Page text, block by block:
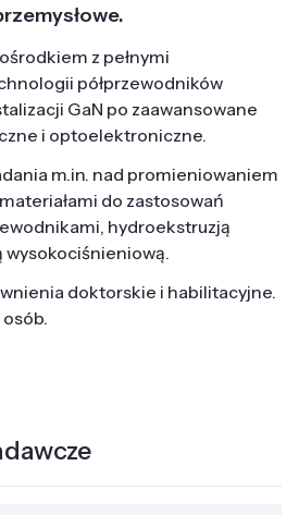
z pełnymi
półprzewodników
GaN po zaawansowane
i optoelektroniczne.
m.in. nad promieniowaniem
do zastosowań
hydroekstruzją
wysokociśnieniową.
doktorskie i habilitacyjne.